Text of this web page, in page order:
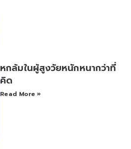
หกล้มในผู้สูงวัยหนักหนากว่าที่
คิด
Read More »